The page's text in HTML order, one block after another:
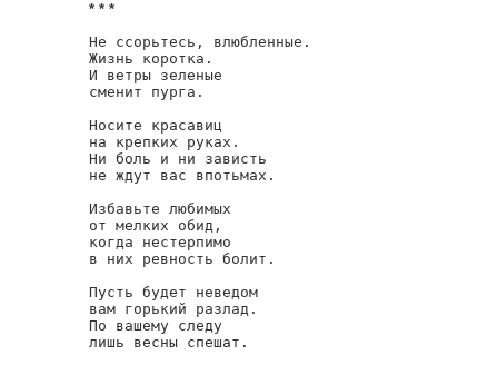
* * *
Не ссорьтесь, влюбленные.
Жизнь коротка.
И ветры зеленые
сменит пурга.
Носите красавиц
на крепких руках.
Ни боль и ни зависть
не ждут вас впотьмах.
Избавьте любимых
от мелких обид,
когда нестерпимо
в них ревность болит.
Пусть будет неведом
вам горький разлад.
По вашему следу
лишь весны спешат.